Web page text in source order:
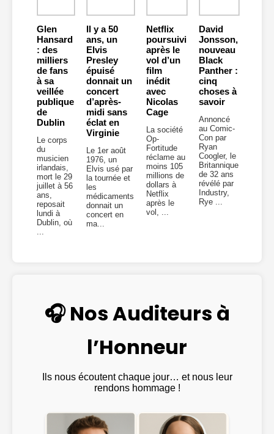
Glen
Hansard
: des
milliers
de fans
à sa
veillée
publique
de
Dublin
Le corps
du
musicien
irlandais,
mort le 29
juillet à 56
ans,
reposait
lundi à
Dublin, où
...
Il y a 50
ans, un
Elvis
Presley
épuisé
donnait un
concert
d’après-
midi sans
éclat en
Virginie
Le 1er août
1976, un
Elvis usé par
la tournée et
les
médicaments
donnait un
concert en
ma...
Netflix
poursuivi
après le
vol d’un
film
inédit
avec
Nicolas
Cage
La société
Op-
Fortitude
réclame au
moins 105
millions de
dollars à
Netflix
après le
vol, ...
David
Jonsson,
nouveau
Black
Panther :
cinq
choses à
savoir
Annoncé
au Comic-
Con par
Ryan
Coogler, le
Britannique
de 32 ans
révélé par
Industry,
Rye ...
🎧 Nos Auditeurs à
l’Honneur
Ils nous écoutent chaque jour… et nous leur
rendons hommage !